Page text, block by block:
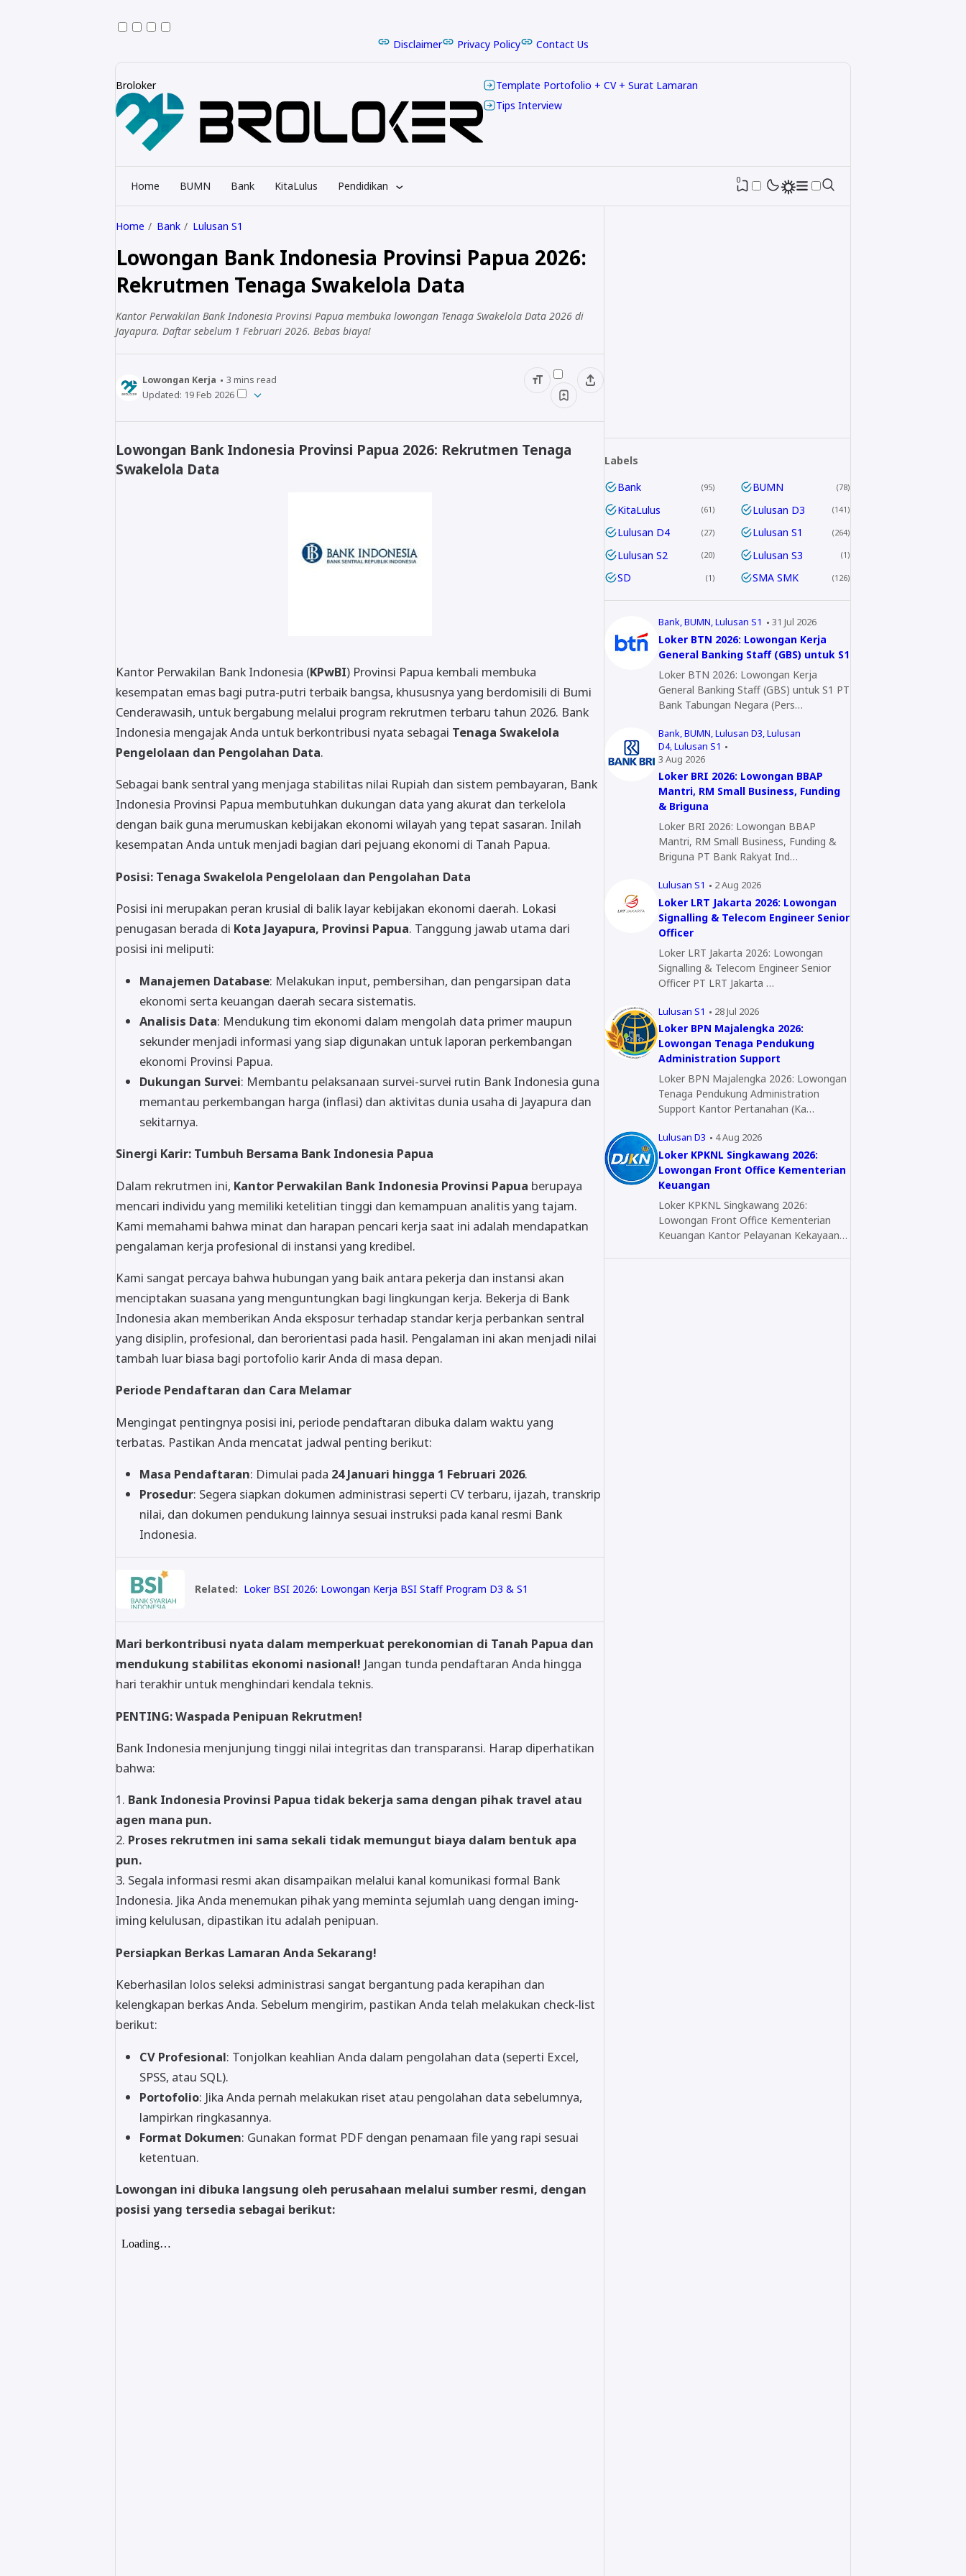
Disclaimer Privacy Policy Contact Us
Broloker
Template Portofolio + CV + Surat Lamaran
Tips Interview
Home BUMN Bank KitaLulus Pendidikan 0
Home Bank Lulusan S1
Lowongan Bank Indonesia Provinsi Papua 2026:
Rekrutmen Tenaga Swakelola Data
Kantor Perwakilan Bank Indonesia Provinsi Papua membuka lowongan Tenaga Swakelola Data 2026 di
Jayapura. Daftar sebelum 1 Februari 2026. Bebas biaya!
Lowongan Kerja 3 mins read
Updated: 19 Feb 2026
Lowongan Bank Indonesia Provinsi Papua 2026: Rekrutmen Tenaga
Swakelola Data
Kantor Perwakilan Bank Indonesia (KPwBI) Provinsi Papua kembali membuka
kesempatan emas bagi putra-putri terbaik bangsa, khususnya yang berdomisili di Bumi
Cenderawasih, untuk bergabung melalui program rekrutmen terbaru tahun 2026. Bank
Indonesia mengajak Anda untuk berkontribusi nyata sebagai Tenaga Swakelola
Pengelolaan dan Pengolahan Data.
Sebagai bank sentral yang menjaga stabilitas nilai Rupiah dan sistem pembayaran, Bank
Indonesia Provinsi Papua membutuhkan dukungan data yang akurat dan terkelola
dengan baik guna merumuskan kebijakan ekonomi wilayah yang tepat sasaran. Inilah
kesempatan Anda untuk menjadi bagian dari pejuang ekonomi di Tanah Papua.
Posisi: Tenaga Swakelola Pengelolaan dan Pengolahan Data
Posisi ini merupakan peran krusial di balik layar kebijakan ekonomi daerah. Lokasi
penugasan berada di Kota Jayapura, Provinsi Papua. Tanggung jawab utama dari
posisi ini meliputi:
Manajemen Database: Melakukan input, pembersihan, dan pengarsipan data
ekonomi serta keuangan daerah secara sistematis.
Analisis Data: Mendukung tim ekonomi dalam mengolah data primer maupun
sekunder menjadi informasi yang siap digunakan untuk laporan perkembangan
ekonomi Provinsi Papua.
Dukungan Survei: Membantu pelaksanaan survei-survei rutin Bank Indonesia guna
memantau perkembangan harga (inflasi) dan aktivitas dunia usaha di Jayapura dan
sekitarnya.
Sinergi Karir: Tumbuh Bersama Bank Indonesia Papua
Dalam rekrutmen ini, Kantor Perwakilan Bank Indonesia Provinsi Papua berupaya
mencari individu yang memiliki ketelitian tinggi dan kemampuan analitis yang tajam.
Kami memahami bahwa minat dan harapan pencari kerja saat ini adalah mendapatkan
pengalaman kerja profesional di instansi yang kredibel.
Kami sangat percaya bahwa hubungan yang baik antara pekerja dan instansi akan
menciptakan suasana yang menguntungkan bagi lingkungan kerja. Bekerja di Bank
Indonesia akan memberikan Anda eksposur terhadap standar kerja perbankan sentral
yang disiplin, profesional, dan berorientasi pada hasil. Pengalaman ini akan menjadi nilai
tambah luar biasa bagi portofolio karir Anda di masa depan.
Periode Pendaftaran dan Cara Melamar
Mengingat pentingnya posisi ini, periode pendaftaran dibuka dalam waktu yang
terbatas. Pastikan Anda mencatat jadwal penting berikut:
Masa Pendaftaran: Dimulai pada 24 Januari hingga 1 Februari 2026.
Prosedur: Segera siapkan dokumen administrasi seperti CV terbaru, ijazah, transkrip
nilai, dan dokumen pendukung lainnya sesuai instruksi pada kanal resmi Bank
Indonesia.
Related: Loker BSI 2026: Lowongan Kerja BSI Staff Program D3 & S1
Mari berkontribusi nyata dalam memperkuat perekonomian di Tanah Papua dan
mendukung stabilitas ekonomi nasional! Jangan tunda pendaftaran Anda hingga
hari terakhir untuk menghindari kendala teknis.
PENTING: Waspada Penipuan Rekrutmen!
Bank Indonesia menjunjung tinggi nilai integritas dan transparansi. Harap diperhatikan
bahwa:
1. Bank Indonesia Provinsi Papua tidak bekerja sama dengan pihak travel atau
agen mana pun.
2. Proses rekrutmen ini sama sekali tidak memungut biaya dalam bentuk apa
pun.
3. Segala informasi resmi akan disampaikan melalui kanal komunikasi formal Bank
Indonesia. Jika Anda menemukan pihak yang meminta sejumlah uang dengan iming-
iming kelulusan, dipastikan itu adalah penipuan.
Persiapkan Berkas Lamaran Anda Sekarang!
Keberhasilan lolos seleksi administrasi sangat bergantung pada kerapihan dan
kelengkapan berkas Anda. Sebelum mengirim, pastikan Anda telah melakukan check-list
berikut:
CV Profesional: Tonjolkan keahlian Anda dalam pengolahan data (seperti Excel,
SPSS, atau SQL).
Portofolio: Jika Anda pernah melakukan riset atau pengolahan data sebelumnya,
lampirkan ringkasannya.
Format Dokumen: Gunakan format PDF dengan penamaan file yang rapi sesuai
ketentuan.
Lowongan ini dibuka langsung oleh perusahaan melalui sumber resmi, dengan
posisi yang tersedia sebagai berikut:
Labels
Bank
95 BUMN 78
KitaLulus 61 Lulusan D3 141
Lulusan D4 27 Lulusan S1 264
Lulusan S2 20 Lulusan S3 1
SD 1 SMA SMK 126
Bank BUMN Lulusan S1 31 Jul 2026
Loker BTN 2026: Lowongan Kerja
General Banking Staff (GBS) untuk S1
Loker BTN 2026: Lowongan Kerja
General Banking Staff (GBS) untuk S1 PT
Bank Tabungan Negara (Pers…
Bank BUMN Lulusan D3 Lulusan
D4 Lulusan S1
3 Aug 2026
Loker BRI 2026: Lowongan BBAP
Mantri, RM Small Business, Funding
& Briguna
Loker BRI 2026: Lowongan BBAP
Mantri, RM Small Business, Funding &
Briguna PT Bank Rakyat Ind…
Lulusan S1 2 Aug 2026
Loker LRT Jakarta 2026: Lowongan
Signalling & Telecom Engineer Senior
Officer
Loker LRT Jakarta 2026: Lowongan
Signalling & Telecom Engineer Senior
Officer PT LRT Jakarta …
Lulusan S1 28 Jul 2026
Loker BPN Majalengka 2026:
Lowongan Tenaga Pendukung
Administration Support
Loker BPN Majalengka 2026: Lowongan
Tenaga Pendukung Administration
Support Kantor Pertanahan (Ka…
Lulusan D3 4 Aug 2026
Loker KPKNL Singkawang 2026:
Lowongan Front Office Kementerian
Keuangan
Loker KPKNL Singkawang 2026:
Lowongan Front Office Kementerian
Keuangan Kantor Pelayanan Kekayaan…